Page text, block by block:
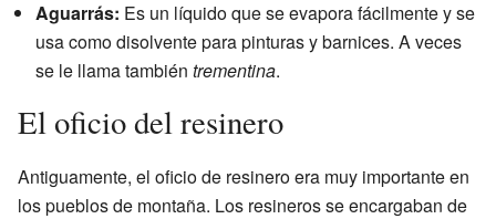
Aguarrás: Es un líquido que se evapora fácilmente y se
usa como disolvente para pinturas y barnices. A veces
se le llama también trementina.
El oficio del resinero
Antiguamente, el oficio de resinero era muy importante en
los pueblos de montaña. Los resineros se encargaban de